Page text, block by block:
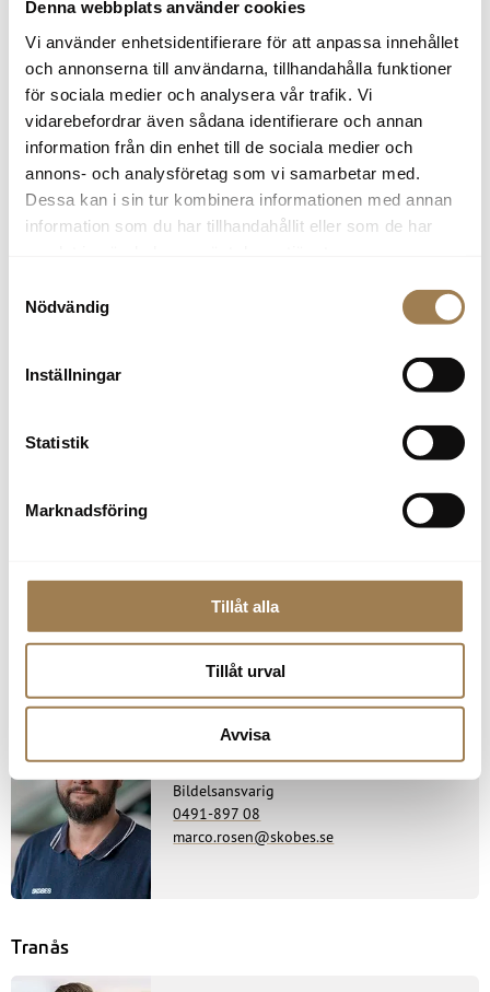
Denna webbplats använder cookies
Vi använder enhetsidentifierare för att anpassa innehållet
och annonserna till användarna, tillhandahålla funktioner
för sociala medier och analysera vår trafik. Vi
vidarebefordrar även sådana identifierare och annan
information från din enhet till de sociala medier och
annons- och analysföretag som vi samarbetar med.
Dessa kan i sin tur kombinera informationen med annan
information som du har tillhandahållit eller som de har
Nödvändig
Inställningar
Statistik
Marknadsföring
Tillåt alla
Tillåt urval
Avvisa
Tove Ståhl
Bildelar
0155-752 42
tove.stahl@skobes.se
Bildelar / Biluthyrning / Tvätta
0491-897 01
Marco Rosén
Bildelsansvarig
0491-897 08
marco.rosen@skobes.se
Tranås